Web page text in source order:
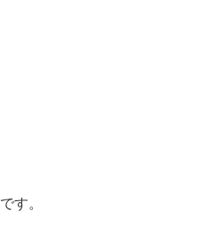
です。